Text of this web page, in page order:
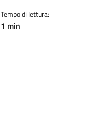
Tempo di lettura:
1 min